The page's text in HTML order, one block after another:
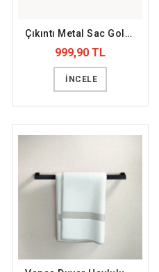
Çıkıntı Metal Sac Gold Duvar Rafı (DFFDR8)
999,90 TL
İNCELE